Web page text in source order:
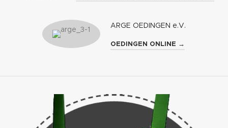
ARGE OEDINGEN e.V.
OEDINGEN ONLINE →